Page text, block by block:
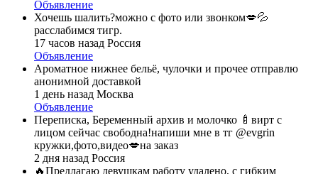
Объявление
Хочешь шалить?можно с фото или звонком💋💦
расслабимся тигр.
17 часов назад Россия
Объявление
Ароматное нижнее бельё, чулочки и прочее отправлю
анонимной доставкой
1 день назад Москва
Объявление
Переписка, Беременный архив и молочко 🍼вирт с
лицом сейчас свободна!напиши мне в тг @evgrin
кружки,фото,видео💋на заказ
2 дня назад Россия
🔥Предлагаю девушкам работу удалено, с гибким